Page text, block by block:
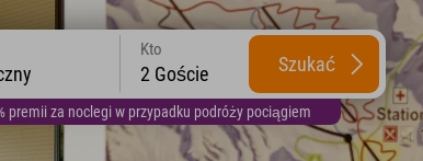
premii za noclegi w przypadku podróży pociągiem
Kto
2 Goście Szukać